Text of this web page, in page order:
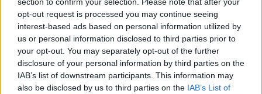
opt-out request is processed you may continue seeing
interest-based ads based on personal information utilized by
us or personal information disclosed to third parties prior to
your opt-out. You may separately opt-out of the further
disclosure of your personal information by third parties on the
IAB’s list of downstream participants. This information may
also be disclosed by us to third parties on the IAB’s List of
Csoport.
Diákok a munkaerőpiacon: Így formálják a 2026-os
trendeket a fiatalok elvárásai (X)
A diákoknak már nem elég a magas órabér,